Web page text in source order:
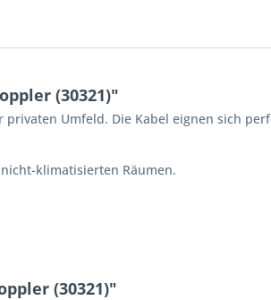
(30321)"
Umfeld. Die Kabel eignen sich
klimatisierten Räumen.
(30321)"